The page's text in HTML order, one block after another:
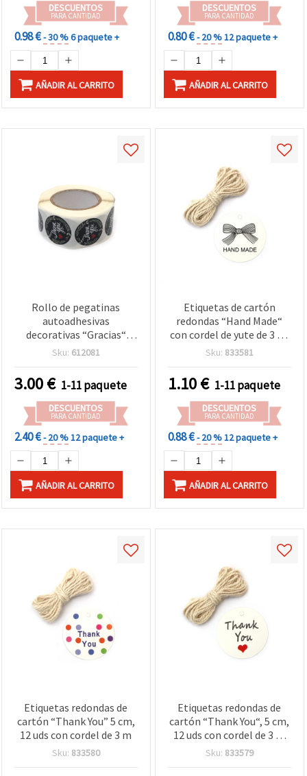
DESCUENTOS
PARA CANTIDAD
0.98 €- 30 %6 paquete +
AÑADIR AL CARRITO
DESCUENTOS
PARA CANTIDAD
0.80 €- 20 %12 paquete +
AÑADIR AL CARRITO
Rollo de pegatinas
autoadhesivas
decorativas “Gracias“
para manualidades,
unidades
Sku: 612081
3.00€ 1-11 paquete
DESCUENTOS
PARA CANTIDAD
2.40 €- 20 %12 paquete +
AÑADIR AL CARRITO
Etiquetas de cartón
redondas “Hand Made“
con cordel de yute de 3 m,
5 cm, 12 uds
Sku: 833581
1.10€ 1-11 paquete
DESCUENTOS
PARA CANTIDAD
0.88 €- 20 %12 paquete +
AÑADIR AL CARRITO
Etiquetas redondas de
cartón “Thank You” 5 cm,
12 uds con cordel de 3 m
Sku: 833580
Etiquetas redondas de
cartón “Thank You“, 5 cm,
12 uds con cordel de 3 m
para manualidades y
Sku: 833579